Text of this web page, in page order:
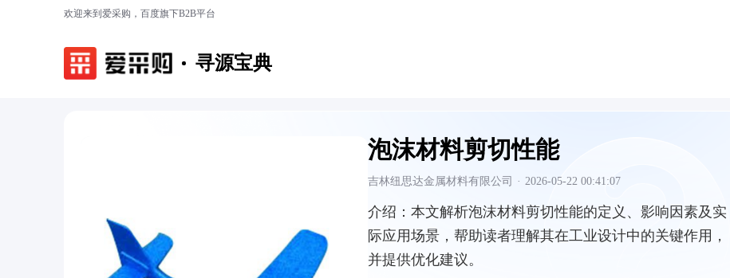
欢迎来到爱采购，百度旗下B2B平台
寻源宝典
泡沫材料剪切性能
吉林纽思达金属材料有限公司 · 2026-05-22 00:41:07
介绍： 本文解析泡沫材料剪切性能的定义、影响因素及实
际应用场景，帮助读者理解其在工业设计中的关键作用，
并提供优化建议。